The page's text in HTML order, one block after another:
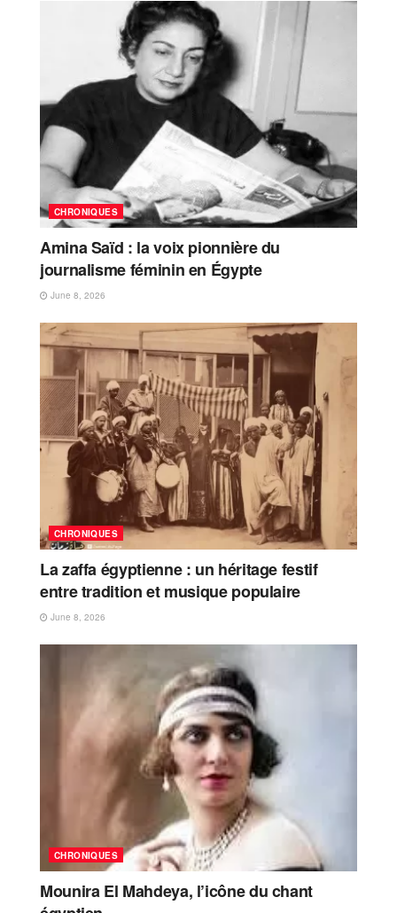
CHRONIQUES
Amina Saïd : la voix pionnière du
journalisme féminin en Égypte
June 8, 2026
CHRONIQUES
La zaffa égyptienne : un héritage festif
entre tradition et musique populaire
June 8, 2026
CHRONIQUES
Mounira El Mahdeya, l’icône du chant